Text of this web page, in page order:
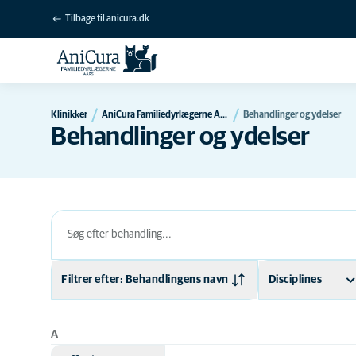
Tilbage til anicura.dk
Klinikker AniCura Familiedyrlægerne Aars Behandlinger og ydelser
Behandlinger og ydelser
Filtrer efter: Behandlingens navn Disciplines
A